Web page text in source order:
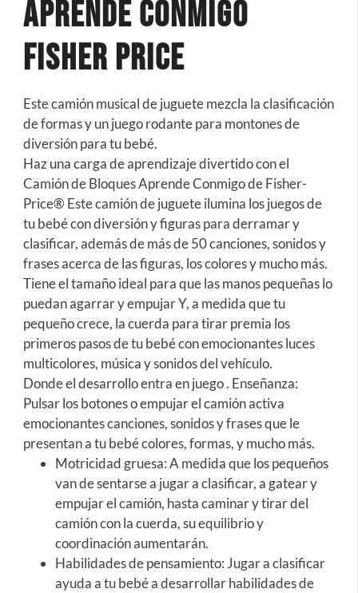
Aprende Conmigo
Fisher Price
Este camión musical de juguete mezcla la clasificación
de formas y un juego rodante para montones de
diversión para tu bebé.
Haz una carga de aprendizaje divertido con el
Camión de Bloques Aprende Conmigo de Fisher-
Price® Este camión de juguete ilumina los juegos de
tu bebé con diversión y figuras para derramar y
clasificar, además de más de 50 canciones, sonidos y
frases acerca de las figuras, los colores y mucho más.
Tiene el tamaño ideal para que las manos pequeñas lo
puedan agarrar y empujar Y, a medida que tu
pequeño crece, la cuerda para tirar premia los
primeros pasos de tu bebé con emocionantes luces
multicolores, música y sonidos del vehículo.
Donde el desarrollo entra en juego . Enseñanza:
Pulsar los botones o empujar el camión activa
emocionantes canciones, sonidos y frases que le
presentan a tu bebé colores, formas, y mucho más.
Motricidad gruesa: A medida que los pequeños
van de sentarse a jugar a clasificar, a gatear y
empujar el camión, hasta caminar y tirar del
camión con la cuerda, su equilibrio y
coordinación aumentarán.
Habilidades de pensamiento: Jugar a clasificar
ayuda a tu bebé a desarrollar habilidades de